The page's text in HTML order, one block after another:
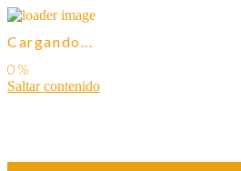
Cargando...
Saltar contenido